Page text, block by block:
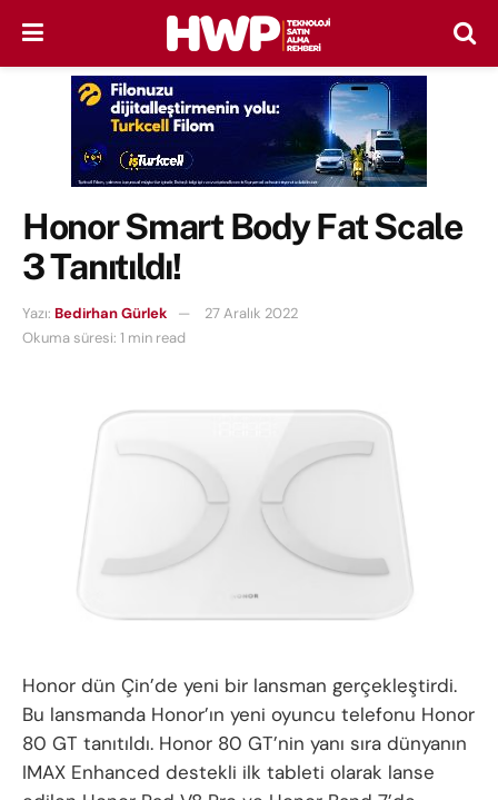
Honor Smart Body Fat Scale
3 Tanıtıldı!
Yazı: Bedirhan Gürlek
27 Aralık 2022
Okuma süresi: 1 min read
Honor dün Çin’de yeni bir lansman gerçekleştirdi.
Bu lansmanda Honor’ın yeni oyuncu telefonu Honor
80 GT tanıtıldı. Honor 80 GT’nin yanı sıra dünyanın
IMAX Enhanced destekli ilk tableti olarak lanse